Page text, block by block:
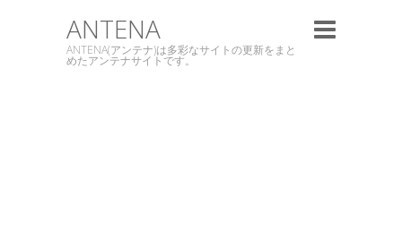
ANTENA
ANTENA(アンテナ)は多彩なサイトの更新をまと
めたアンテナサイトです。